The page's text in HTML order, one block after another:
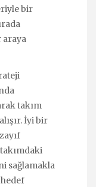
bir
araya
takım
İyi bir
sağlamakla